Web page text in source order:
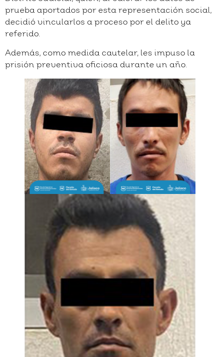
prueba aportados por esta representación social,
decidió vincularlos a proceso por el delito ya
referido.
Además, como medida cautelar, les impuso la
prisión preventiva oficiosa durante un año.